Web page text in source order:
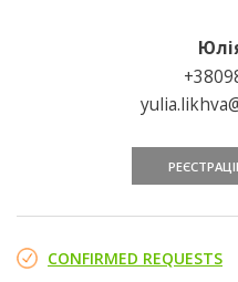
CONFIRMED REQUESTS